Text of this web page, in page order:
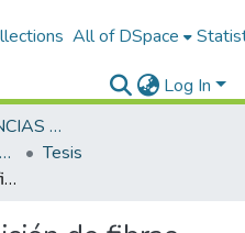
All of DSpace
Log In
FACULTAD DE CIENCIAS E INGENIERÍA
Escuela Profesional de Ingeniería Civil
Tesis
Influencia de la adición de fibras sika fiber force - 48, en las propiedades físicas y mecánicas del concreto cemento - arena, Iquitos, Perú - 2024